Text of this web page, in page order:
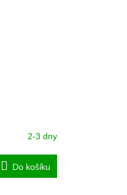
2-3 dny
Do košíku